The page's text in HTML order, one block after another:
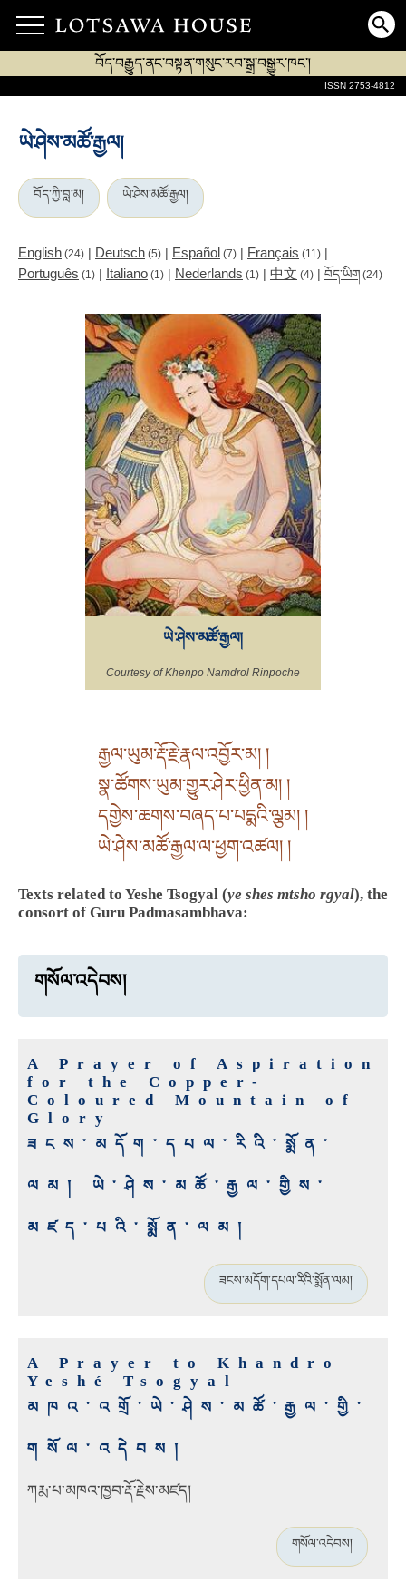
བོད་བརྒྱུད་ནང་བསྟན་གསུང་རབ་སྒྲ་བསྒྱུར་ཁང་།
ISSN 2753-4812
ཡེ་ཤེས་མཚོ་རྒྱལ།
བོད་ཀྱི་བླ་མ། ཡེ་ཤེས་མཚོ་རྒྱལ།
English (24) | Deutsch (5) | Español (7) | Français (11) |
Português (1) | Italiano (1) | Nederlands (1) | 中文 (4) | བོད་ཡིག (24)
ཡེ་ཤེས་མཚོ་རྒྱལ།
Courtesy of Khenpo Namdrol Rinpoche
རྒྱལ་ཡུམ་རྡོ་རྗེ་རྣལ་འབྱོར་མ། །
སྣ་ཚོགས་ཡུམ་གྱུར་ཤེར་ཕྱིན་མ། །
དགྱེས་ཆགས་བཞད་པ་པདྨའི་ལྕམ། །
ཡེ་ཤེས་མཚོ་རྒྱལ་ལ་ཕྱག་འཚལ། །
Texts related to Yeshe Tsogyal (ye shes mtsho rgyal), the
consort of Guru Padmasambhava:
གསོལ་འདེབས།
A Prayer of Aspiration
for the Copper-
Coloured Mountain of
Glory
ཟངས་མདོག་དཔལ་རིའི་སྨོན་
ལམ། ཡེ་ཤེས་མཚོ་རྒྱལ་གྱིས་
མཛད་པའི་སྨོན་ལམ།
ཟངས་མདོག་དཔལ་རིའི་སྨོན་ལམ།
A Prayer to Khandro
Yeshé Tsogyal
མཁའ་འགྲོ་ཡེ་ཤེས་མཚོ་རྒྱལ་གྱི་
གསོལ་འདེབས།
ཀརྨ་པ་མཁའ་ཁྱབ་རྡོ་རྗེས་མཛད།
གསོལ་འདེབས།